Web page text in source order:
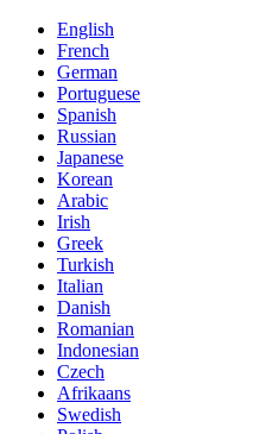
English
French
German
Portuguese
Spanish
Russian
Japanese
Korean
Arabic
Irish
Greek
Turkish
Italian
Danish
Romanian
Indonesian
Czech
Afrikaans
Swedish